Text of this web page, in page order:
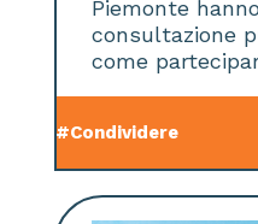
#Condividere
Piemonte
consultazione
come